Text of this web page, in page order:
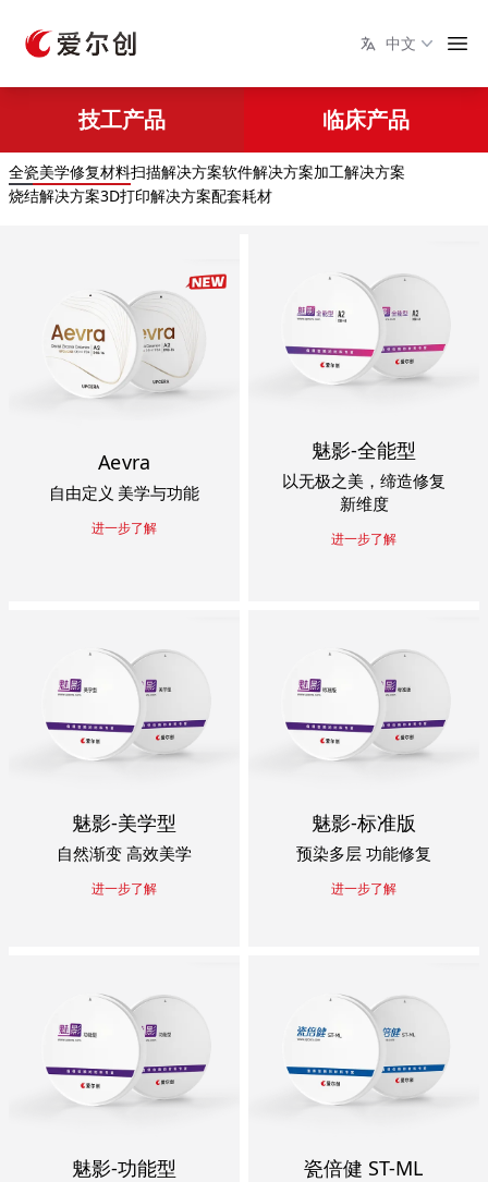
中文
技工产品 临床产品
全瓷美学修复材料扫描解决方案软件解决方案加工解决方案
烧结解决方案3D打印解决方案配套耗材
Aevra
自由定义 美学与功能
进一步了解
魅影-全能型
以无极之美，缔造修复
新维度
进一步了解
魅影-美学型
自然渐变 高效美学
进一步了解
魅影-标准版
预染多层 功能修复
进一步了解
魅影-功能型 瓷倍健 ST-ML